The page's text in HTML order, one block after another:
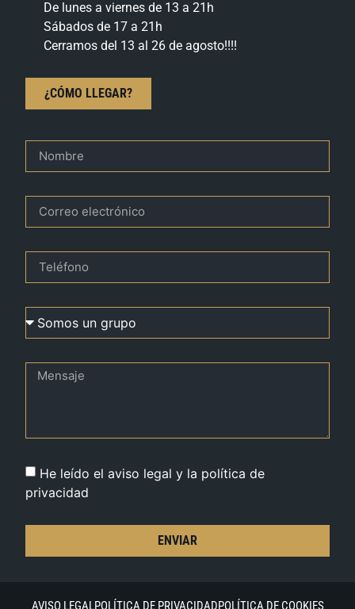
De lunes a viernes de 13 a 21h
Sábados de 17 a 21h
Cerramos del 13 al 26 de agosto!!!!
¿CÓMO LLEGAR?
He leído el aviso legal y la política de
privacidad
ENVIAR
AVISO LEGALPOLÍTICA DE PRIVACIDADPOLÍTICA DE COOKIES